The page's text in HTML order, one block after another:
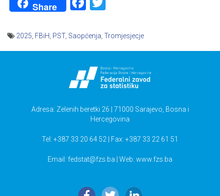
Share
2025 FBiH PST, Saopćenja Tromjesjecje
Adresa: Zelenih beretki 26 | 71000 Sarajevo, Bosna i
Hercegovina
Tel: +387 33 20 64 52 | Fax: +387 33 22 61 51
Email: fedstat@fzs.ba | Web: www.fzs.ba